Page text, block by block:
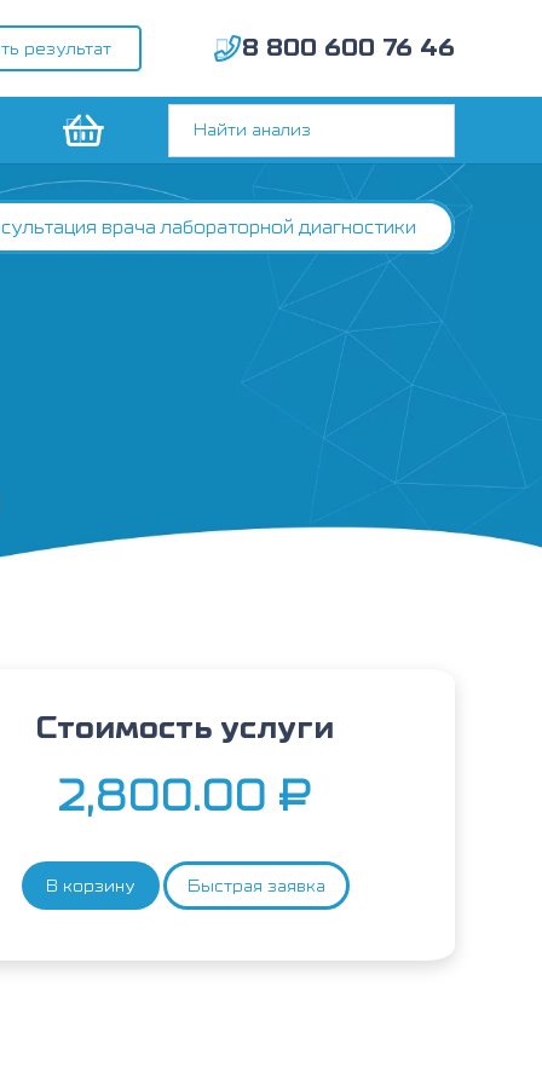
результат 8 800 600 76 46
врача лабораторной диагностики
Стоимость услуги
2,800.00 ₽
Количество
Тимофеевка
В корзину Быстрая заявка